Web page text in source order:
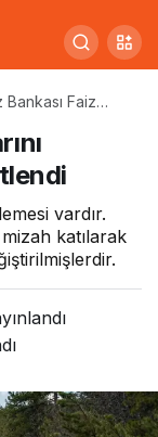
Faiz
Hareketlendi
vardır.
katılarak
0 Paylaş